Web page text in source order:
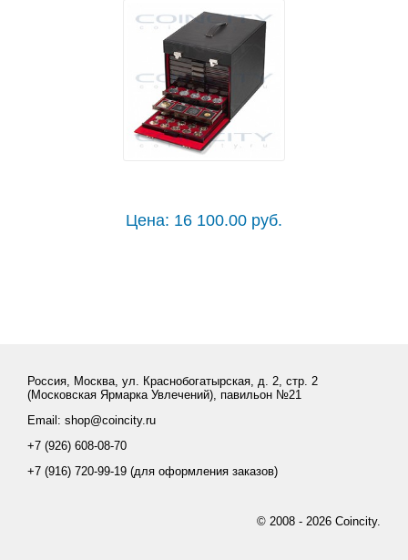
Цена: 16 100.00 руб.
Россия, Москва, ул. Краснобогатырская, д. 2, стр. 2
(Московская Ярмарка Увлечений), павильон №21
Email: shop@coincity.ru
+7 (926) 608-08-70
+7 (916) 720-99-19 (для оформления заказов)
© 2008 - 2026 Coincity.